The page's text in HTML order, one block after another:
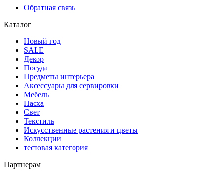
Обратная связь
Каталог
Новый год
SALE
Декор
Посуда
Предметы интерьера
Аксессуары для сервировки
Мебель
Пасха
Свет
Текстиль
Искусственные растения и цветы
Коллекции
тестовая категория
Партнерам